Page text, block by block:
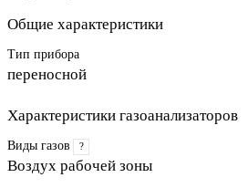
Общие характеристики
Тип прибора
переносной
Характеристики газоанализаторов
Виды газов ?
Воздух рабочей зоны